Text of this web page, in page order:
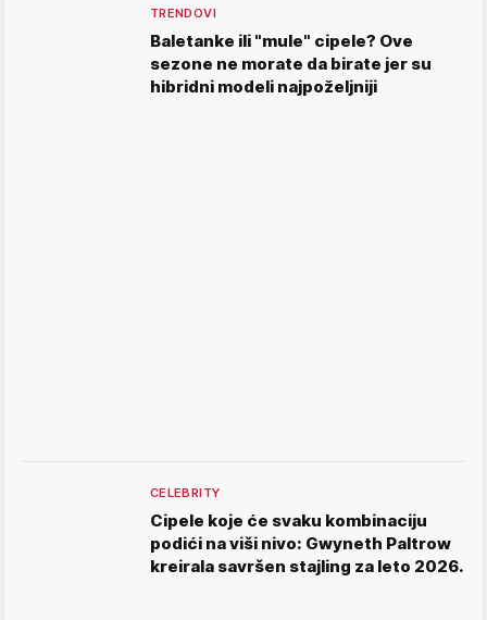
TRENDOVI
Baletanke ili "mule" cipele? Ove
sezone ne morate da birate jer su
hibridni modeli najpoželjniji
CELEBRITY
Cipele koje će svaku kombinaciju
podići na viši nivo: Gwyneth Paltrow
kreirala savršen stajling za leto 2026.